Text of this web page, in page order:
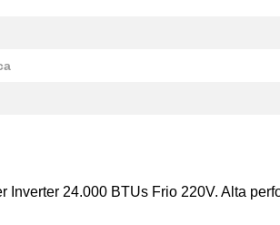
Inverter 24.000 BTUs Frio 220V. Alta